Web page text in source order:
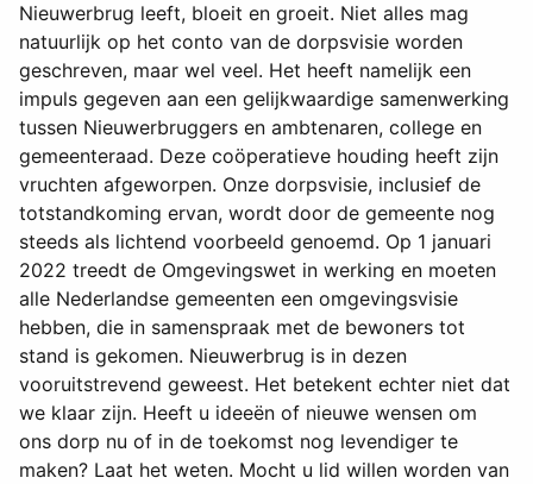
Nieuwerbrug leeft, bloeit en groeit. Niet alles mag
natuurlijk op het conto van de dorpsvisie worden
geschreven, maar wel veel. Het heeft namelijk een
impuls gegeven aan een gelijkwaardige samenwerking
tussen Nieuwerbruggers en ambtenaren, college en
gemeenteraad. Deze coöperatieve houding heeft zijn
vruchten afgeworpen. Onze dorpsvisie, inclusief de
totstandkoming ervan, wordt door de gemeente nog
steeds als lichtend voorbeeld genoemd. Op 1 januari
2022 treedt de Omgevingswet in werking en moeten
alle Nederlandse gemeenten een omgevingsvisie
hebben, die in samenspraak met de bewoners tot
stand is gekomen. Nieuwerbrug is in dezen
vooruitstrevend geweest. Het betekent echter niet dat
we klaar zijn. Heeft u ideeën of nieuwe wensen om
ons dorp nu of in de toekomst nog levendiger te
maken? Laat het weten. Mocht u lid willen worden van